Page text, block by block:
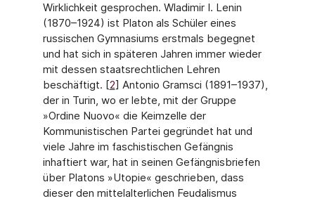
Wirklichkeit gespro­chen. Wladimir I. Lenin
(1870–1924) ist Platon als Schüler eines
russischen Gymna­siums erstmals begegnet
und hat sich in späteren Jahren immer wieder
mit dessen staatsrechtlichen Lehren
beschäftigt. [2] Antonio Gramsci (1891–1937),
der in Turin, wo er lebte, mit der Gruppe
»Ordine Nuovo« die Keimzelle der
Kommunistischen Partei ge­gründet hat und
viele Jahre im faschistischen Gefängnis
inhaftiert war, hat in seinen Ge­fängnisbriefen
über Platons »Utopie« geschrieben, dass
dieser den mittelalterlichen Feu­dalismus